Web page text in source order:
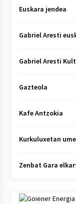
Euskara jendea
Gabriel Aresti
Gabriel Aresti
Gazteola
Kafe Antzokia
Kurkuluxetan
Zenbat Gara